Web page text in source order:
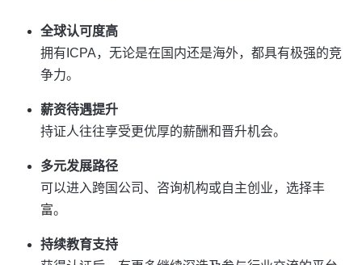
全球认可度高
拥有ICPA，无论是在国内还是海外，都具有极强的竞
争力。
薪资待遇提升
持证人往往享受更优厚的薪酬和晋升机会。
多元发展路径
可以进入跨国公司、咨询机构或自主创业，选择丰
富。
持续教育支持